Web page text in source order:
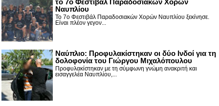
το 7ο Φεστιβάλ Παραδοσιακών Χορών
Ναυπλίου
Το 7ο Φεστιβάλ Παραδοσιακών Χορών Ναυπλίου ξεκίνησε.
Είναι πλέον γεγον...
Ναύπλιο: Προφυλακίστηκαν οι δύο Ινδοί για τη
δολοφονία του Γιώργου Μιχαλόπουλου
Προφυλακίστηκαν με τη σύμφωνη γνώμη ανακριτή και
εισαγγελέα Ναυπλίου,...